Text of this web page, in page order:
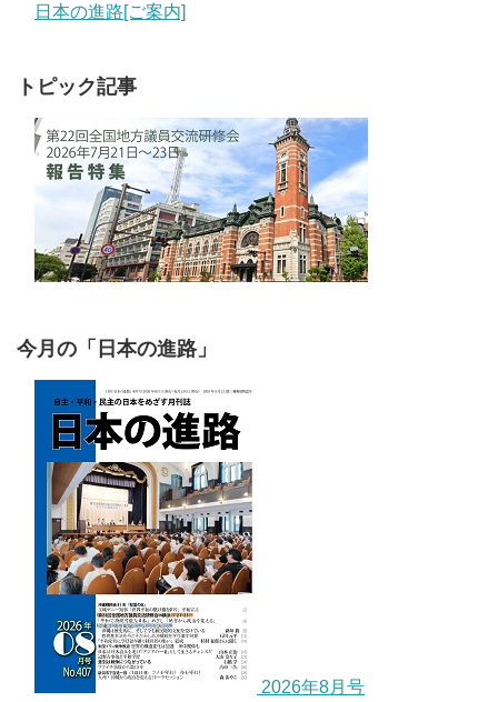
日本の進路[ご案内]
トピック記事
今月の「日本の進路」
2026年8月号